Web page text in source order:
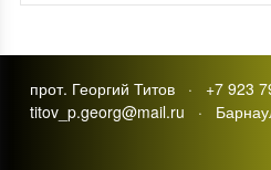
прот. Георгий Титов · +7 923
titov_p.georg@mail.ru ·